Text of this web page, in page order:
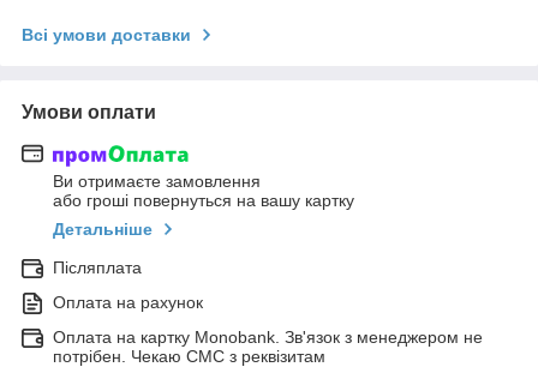
Всі умови доставки
Умови оплати
Ви отримаєте замовлення
або гроші повернуться на вашу картку
Детальніше
Післяплата
Оплата на рахунок
Оплата на картку Monobank. Зв'язок з менеджером не
потрібен. Чекаю СМС з реквізитам